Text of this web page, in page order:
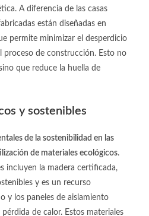
A diferencia de las casas
están diseñadas en
permite minimizar el desperdicio
proceso de construcción. Esto no
que reduce la huella de
y sostenibles
de la sostenibilidad en las
de materiales ecológicos.
incluyen la madera certificada,
y es un recurso
y los paneles de aislamiento
de calor. Estos materiales